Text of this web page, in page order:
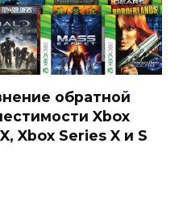
обратной
Xbox
Xbox Series X и S